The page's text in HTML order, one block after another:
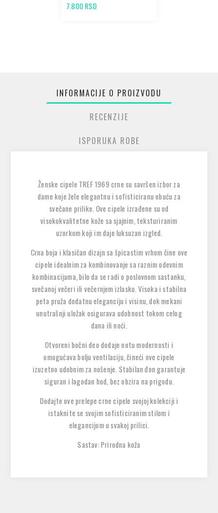
7.800 RSD
INFORMACIJE O PROIZVODU
RECENZIJE
ISPORUKA ROBE
Ženske cipele TREF 1969 crne su savršen izbor za
dame koje žele elegantnu i sofisticiranu obuću za
svečane prilike. Ove cipele izrađene su od
visokokvalitetne kože sa sjajnim, teksturiranim
uzorkom koji im daje luksuzan izgled.
Crna boja i klasičan dizajn sa špicastim vrhom čine ove
cipele idealnim za kombinovanje sa raznim odevnim
kombinacijama, bilo da se radi o poslovnom sastanku,
svečanoj večeri ili večernjem izlasku. Visoka i stabilna
peta pruža dodatnu eleganciju i visinu, dok mekani
unutrašnji uložak osigurava udobnost tokom celog
dana ili noći.
Otvoreni bočni deo dodaje notu modernosti i
omogućava bolju ventilaciju, čineći ove cipele
izuzetno udobnim za nošenje. Stabilan đon garantuje
siguran i lagodan hod, bez obzira na prigodu.
Dodajte ove prelepe crne cipele svojoj kolekciji i
istaknite se svojim sofisticiranim stilom i
elegancijom u svakoj prilici.
Sastav: Prirodna koža